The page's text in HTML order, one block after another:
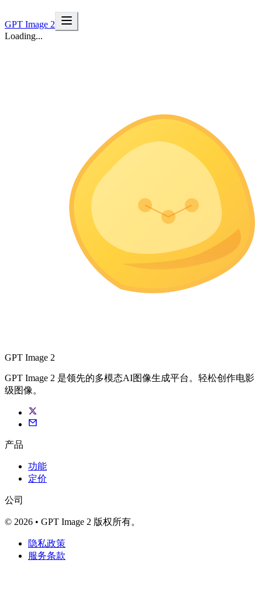
GPT Image 2
Loading...
GPT Image 2
GPT Image 2 是领先的多模态AI图像生成平台。轻松创作电影
级图像。
产品
功能
定价
公司
© 2026 • GPT Image 2 版权所有。
隐私政策
服务条款